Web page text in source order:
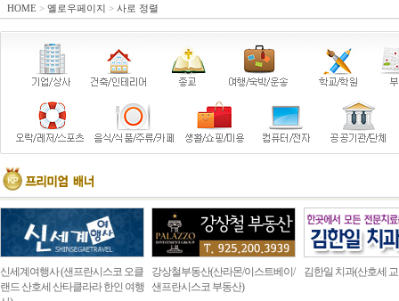
HOME > 옐로우페이지 > 사로 정렬
신세계여행사 (샌프란시스코 오클
랜드 산호세 산타클라라 한인 여행
강상철부동산(산라몬/이스트베이/
샌프란시스코 부동산)
김한일 치과(산호세